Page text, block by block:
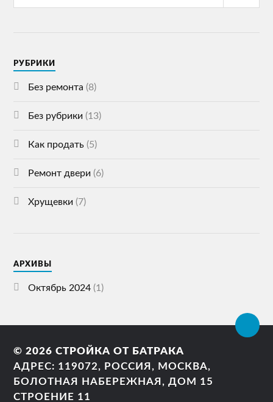
РУБРИКИ
Без ремонта (8)
Без рубрики (13)
Как продать (5)
Ремонт двери (6)
Хрущевки (7)
АРХИВЫ
Октябрь 2024 (1)
© 2026СТРОЙКА ОТ БАТРАКА
АДРЕС: 119072, РОССИЯ, МОСКВА,
БОЛОТНАЯ НАБЕРЕЖНАЯ, ДОМ 15
СТРОЕНИЕ 11